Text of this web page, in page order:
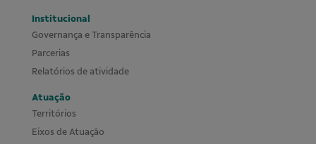
Institucional
Governança e Transparência
Parcerias
Relatórios de atividade
Atuação
Territórios
Eixos de Atuação